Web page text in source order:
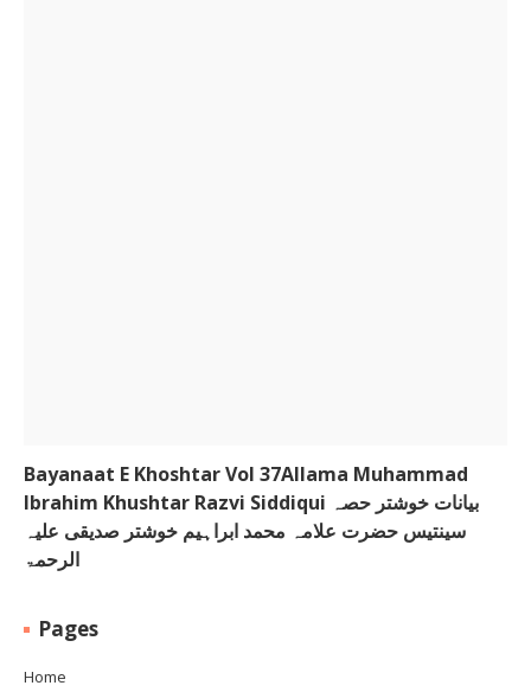
Bayanaat E Khoshtar Vol 37Allama Muhammad
Ibrahim Khushtar Razvi Siddiqui بیانات خوشتر حصہ
سینتیس حضرت علامہ محمد ابراہیم خوشتر صدیقی علیہ
الرحمۃ
Pages
Home